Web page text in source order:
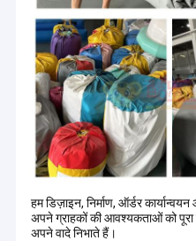
हम डिज़ाइन, निर्माण, ऑर्डर
अपने ग्राहकों की आवश्यकताओं को
अपने वादे निभाते हैं।